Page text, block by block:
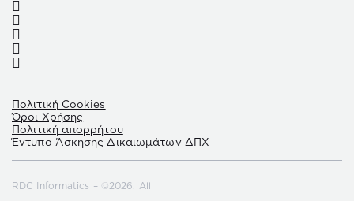
Πολιτική Cookies
Όροι Χρήσης
Πολιτική απορρήτου
Έντυπο Άσκησης Δικαιωμάτων ΔΠΧ
RDC Informatics – ©2026. All